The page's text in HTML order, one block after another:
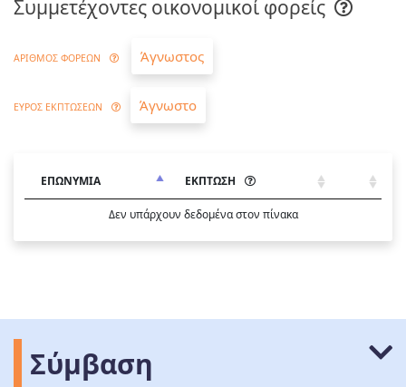
Συμμετέχοντες οικονομικοί φορείς
ΑΡΙΘΜΟΣ ΦΟΡΕΩΝ Άγνωστος
ΕΥΡΟΣ ΕΚΠΤΩΣΕΩΝ Άγνωστο
ΕΠΩΝΥΜΙΑ ΕΚΠΤΩΣΗ
Δεν υπάρχουν δεδομένα στον πίνακα
Σύμβαση